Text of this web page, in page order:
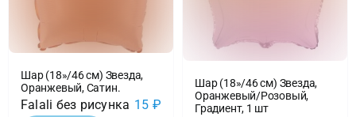
Шар (18»/46 см) Звезда,
Оранжевый, Сатин.
Falali без рисунка 15 ₽
Шар (18»/46 см) Звезда,
Оранжевый/Розовый,
Градиент, 1 шт